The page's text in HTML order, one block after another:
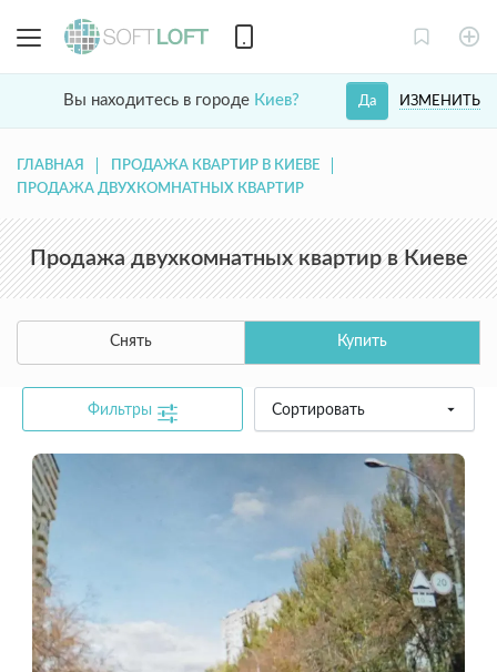
Вы находитесь в городе Киев? ИЗМЕНИТЬ
Да
ГЛАВНАЯ
ПРОДАЖА КВАРТИР В КИЕВЕ
ПРОДАЖА ДВУХКОМНАТНЫХ КВАРТИР
Продажа двухкомнатных квартир в Киеве
Снять Купить
Фильтры Сортировать